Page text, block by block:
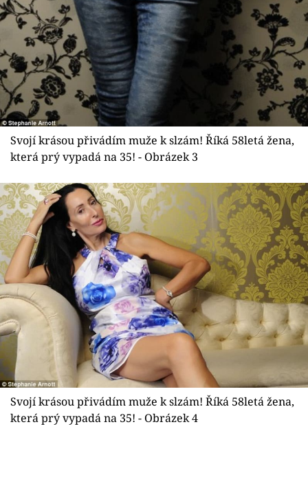
Svojí krásou přivádím muže k slzám! Říká 58letá žena,
která prý vypadá na 35! - Obrázek 3
Svojí krásou přivádím muže k slzám! Říká 58letá žena,
která prý vypadá na 35! - Obrázek 4